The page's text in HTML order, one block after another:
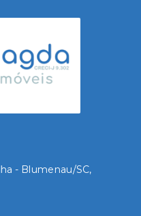
- Blumenau/SC,